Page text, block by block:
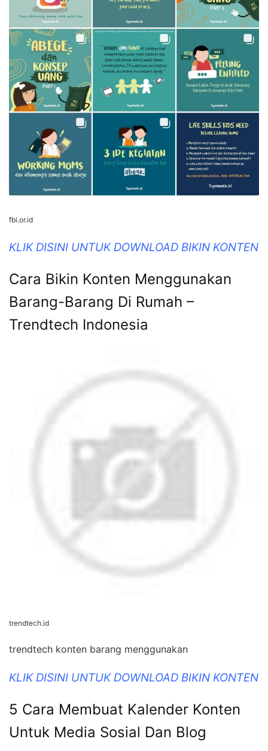
fbi.or.id
KLIK DISINI UNTUK DOWNLOAD BIKIN KONTEN
Cara Bikin Konten Menggunakan
Barang-Barang Di Rumah –
Trendtech Indonesia
trendtech.id
trendtech konten barang menggunakan
KLIK DISINI UNTUK DOWNLOAD BIKIN KONTEN
5 Cara Membuat Kalender Konten
Untuk Media Sosial Dan Blog